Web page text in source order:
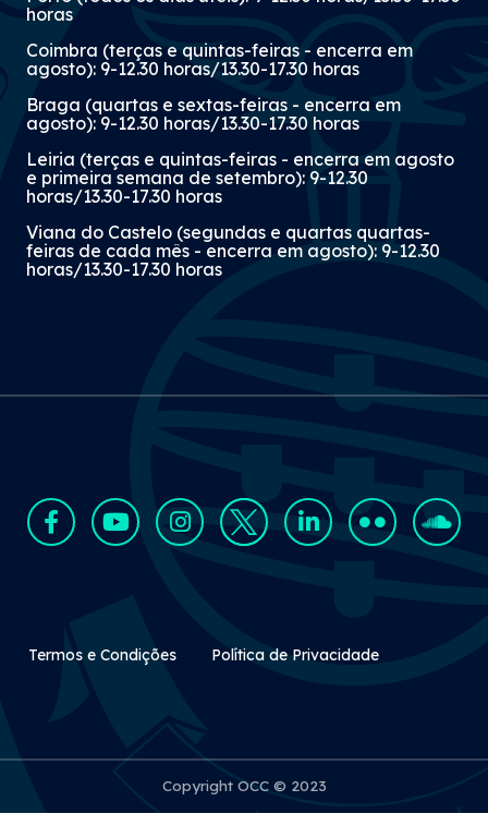
horas
Coimbra (terças e quintas-feiras - encerra em
agosto): 9-12.30 horas/13.30-17.30 horas
Braga (quartas e sextas-feiras - encerra em
agosto): 9-12.30 horas/13.30-17.30 horas
Leiria (terças e quintas-feiras - encerra em agosto
e primeira semana de setembro): 9-12.30
horas/13.30-17.30 horas
Viana do Castelo (segundas e quartas quartas-
feiras de cada mês - encerra em agosto): 9-12.30
horas/13.30-17.30 horas
Rodapé Secundário
Termos e Condições Política de Privacidade
Copyright OCC © 2023